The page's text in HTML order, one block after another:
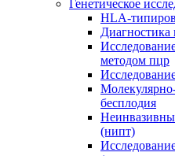
Генетическое
HLA-
Диагностика
методом пцр
бесплодия
(нипт)